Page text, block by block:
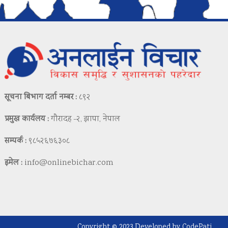
सूचना बिभाग दर्ता नम्बर : ८९२
प्रमुख कार्यलय :गौरादह -२, झापा, नेपाल
सम्पर्क : ९८५२६७६३०८
इमेल : info@onlinebichar.com